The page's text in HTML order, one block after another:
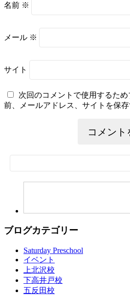
名前 ※
メール ※
サイト
次回のコメントで使用するた
前、メールアドレス、サイトを保存
索:
ブログカテゴリー
Saturday Preschool
イベント
上北沢校
下高井戸校
五反田校